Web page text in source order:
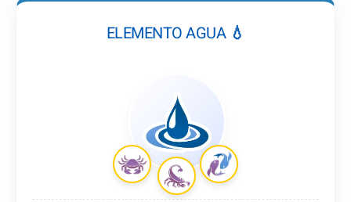
ELEMENTO AGUA 💧